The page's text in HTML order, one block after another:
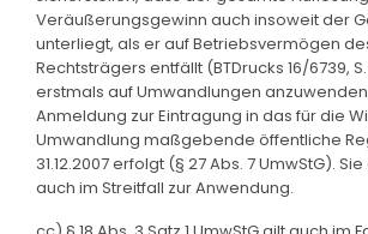
Veräußerungsgewinn auch insoweit der
unterliegt, als er auf Betriebsvermögen
Rechtsträgers entfällt (BTDrucks 16/6739,
erstmals auf Umwandlungen
Anmeldung zur Eintragung in das für die
Umwandlung maßgebende öffentliche
31.12.2007 erfolgt (§ 27 Abs. 7 UmwStG).
auch im Streitfall zur Anwendung.